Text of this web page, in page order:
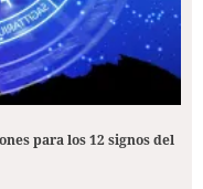
para los 12 signos del